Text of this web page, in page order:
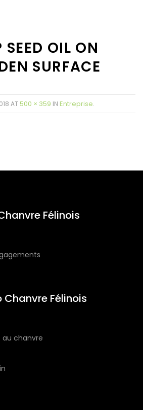
SEED OIL ON
SURFACE
AT500 × 359 IN Entreprise.
Félinois
Félinois
au chanvre